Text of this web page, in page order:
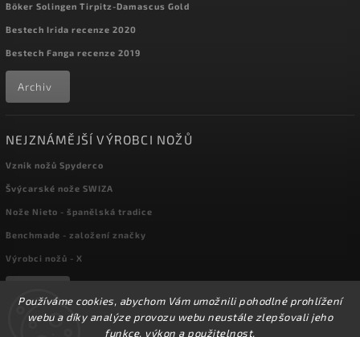
Používáme cookies, abychom Vám umožnili pohodlné prohlížení
webu a díky analýze provozu webu neustále zlepšovali jeho
funkce, výkon a použitelnost.
Böker Solingen Tirpitz-Damascus Gold
Bestech Irida recenze 2020
Bestech Fanga recenze 2019
Archiv
NEJZNÁMĚJŠÍ VÝROBCI NOŽŮ
Vznik nožů Spyderco
Švýcarské nože SWIZA
Nože Nieto - španělská tradice
Benchmade - založení značky
Výrobci nožů - X